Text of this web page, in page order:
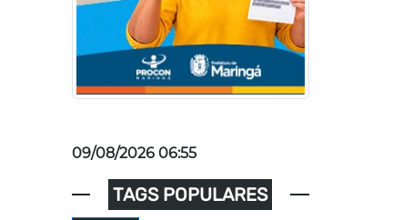
09/08/2026 06:55
TAGS POPULARES